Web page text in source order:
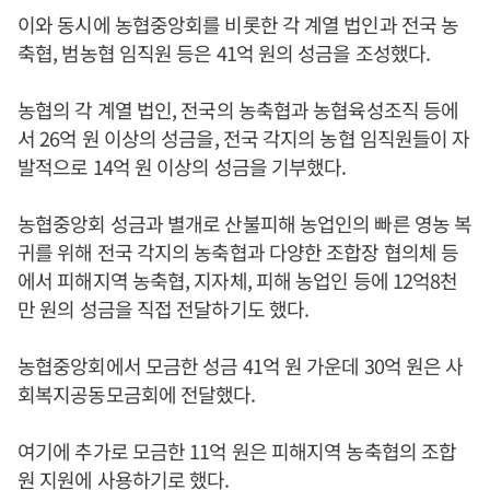
이와 동시에 농협중앙회를 비롯한 각 계열 법인과 전국 농
축협, 범농협 임직원 등은 41억 원의 성금을 조성했다.
농협의 각 계열 법인, 전국의 농축협과 농협육성조직 등에
서 26억 원 이상의 성금을, 전국 각지의 농협 임직원들이 자
발적으로 14억 원 이상의 성금을 기부했다.
농협중앙회 성금과 별개로 산불피해 농업인의 빠른 영농 복
귀를 위해 전국 각지의 농축협과 다양한 조합장 협의체 등
에서 피해지역 농축협, 지자체, 피해 농업인 등에 12억8천
만 원의 성금을 직접 전달하기도 했다.
농협중앙회에서 모금한 성금 41억 원 가운데 30억 원은 사
회복지공동모금회에 전달했다.
여기에 추가로 모금한 11억 원은 피해지역 농축협의 조합
원 지원에 사용하기로 했다.